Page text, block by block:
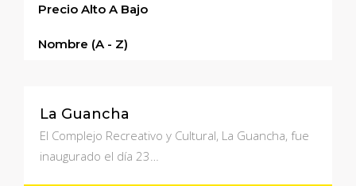
Precio Alto A Bajo
Nombre (a - Z)
La Guancha
El Complejo Recreativo y Cultural, La Guancha, fue
inaugurado el día 23…